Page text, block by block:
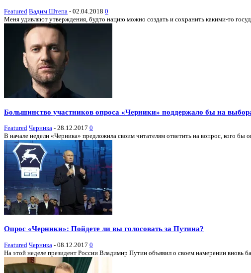
Featured Вадим Штепа - 02.04.2018 0
Меня удивляют утверждения, будто нацию можно создать и сохранить какими-то
Большинство участников опроса «Черники» поддержало бы на
Featured Черника - 28.12.2017 0
В начале недели «Черника» предложила своим читателям ответить на вопрос, кого
Опрос «Черники»: Пойдете ли вы голосовать за Путина?
Featured Черника - 08.12.2017 0
На этой неделе президент России Владимир Путин объявил о своем намерении вновь